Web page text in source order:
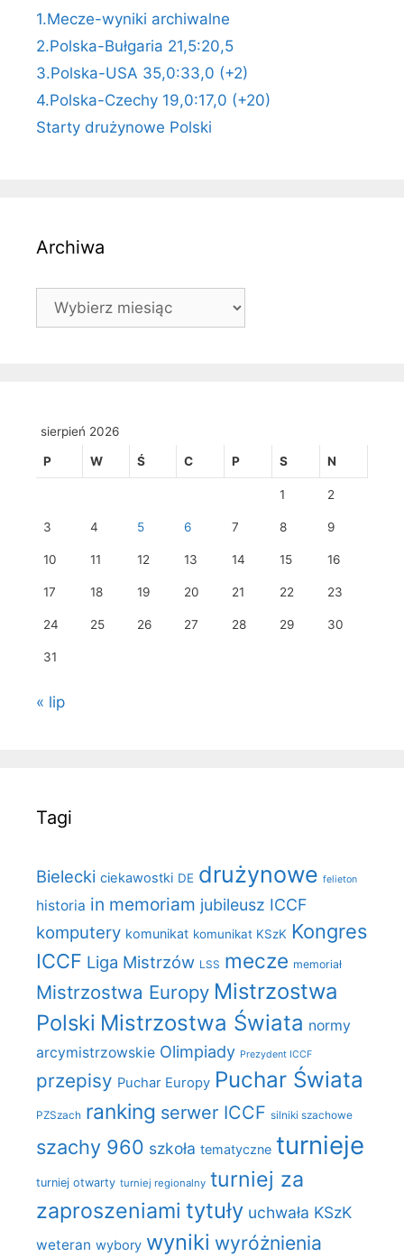
1.Mecze-wyniki archiwalne
2.Polska-Bułgaria 21,5:20,5
3.Polska-USA 35,0:33,0 (+2)
4.Polska-Czechy 19,0:17,0 (+20)
Starty drużynowe Polski
Archiwa
Archiwa
sierpień 2026
P W Ś C P S N
1 2
3 4 5 6 7 8 9
10 11 12 13 14 15 16
17 18 19 20 21 22 23
24 25 26 27 28 29 30
31
« lip
Tagi
Bielecki ciekawostki DE drużynowe felieton
historia in memoriam jubileusz ICCF
komputery komunikat komunikat KSzK Kongres
ICCF Liga Mistrzów LSS mecze memoriał
Mistrzostwa Europy Mistrzostwa
Polski Mistrzostwa Świata normy
arcymistrzowskie Olimpiady Prezydent ICCF
przepisy Puchar Europy Puchar Świata
PZSzach ranking serwer ICCF silniki szachowe
szachy 960 szkoła tematyczne turnieje
turniej otwarty turniej regionalny turniej za
zaproszeniami tytuły uchwała KSzK
weteran wybory wyniki wyróżnienia